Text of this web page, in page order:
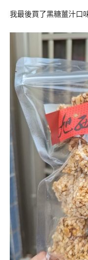
我最後買了黑糖薑汁口